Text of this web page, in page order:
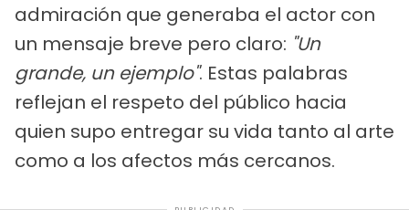
admiración que generaba el actor con
un mensaje breve pero claro: "Un
grande, un ejemplo". Estas palabras
reflejan el respeto del público hacia
quien supo entregar su vida tanto al arte
como a los afectos más cercanos.